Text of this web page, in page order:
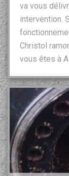
va vous
intervention.
Christol
vous êtes à